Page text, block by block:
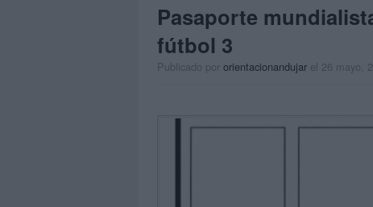
Pasaporte
fútbol 3
Publicado por orientacionandujar el 26 mayo,